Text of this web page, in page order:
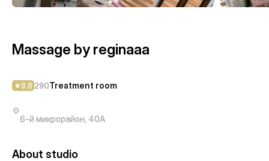
Massage by reginaaa
9.8 290Treatment room
6-й микрорайон, 40А
About studio